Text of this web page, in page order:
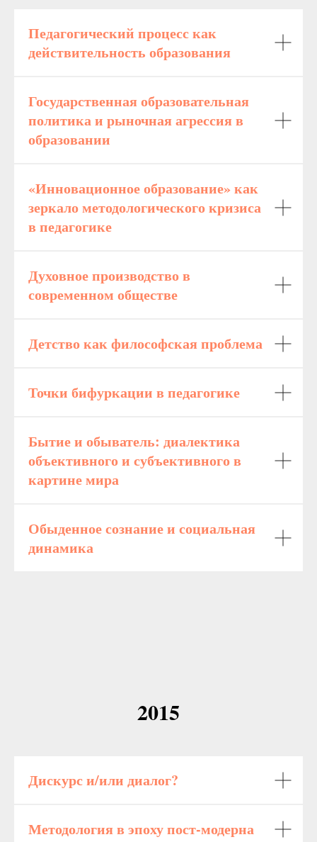
Педагогический процесс как
действительность образования
Государственная образовательная
политика и рыночная агрессия в
образовании
«Инновационное образование» как
зеркало методологического кризиса
в педагогике
Духовное производство в
современном обществе
Детство как философская проблема
Точки бифуркации в педагогике
Бытие и обыватель: диалектика
объективного и субъективного в
картине мира
Обыденное сознание и социальная
динамика
2015
Дискурс и/или диалог?
Методология в эпоху пост-модерна